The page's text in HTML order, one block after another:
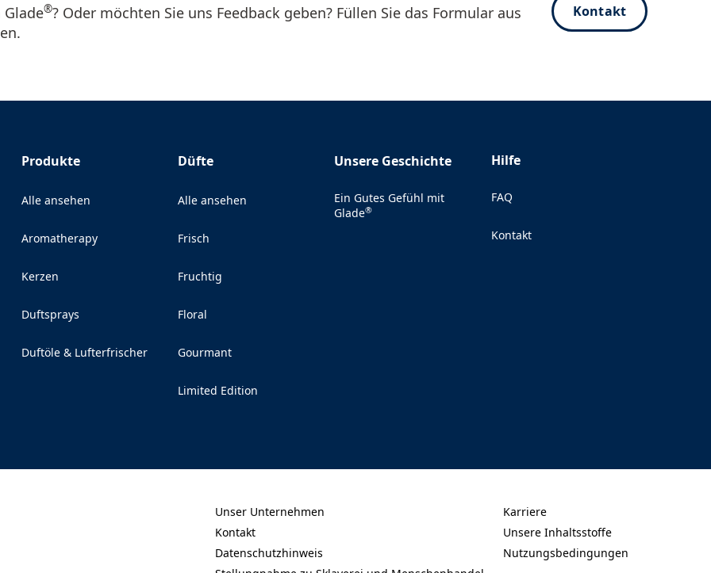
Glade®? Oder möchten Sie uns Feedback geben? Füllen Sie das Formular aus
Kontakt
Produkte
Alle ansehen
Aromatherapy
Kerzen
Duftsprays
Duftöle & Lufterfrischer
Düfte
Alle ansehen
Frisch
Fruchtig
Floral
Gourmant
Limited Edition
Unsere Geschichte
Ein Gutes Gefühl mit
Glade®
Hilfe
FAQ
Kontakt
(Opens in a new tab)
Unser Unternehmen
(Opens in a new tab)
Kontakt
(Opens in a new tab)
Datenschutzhinweis
(Opens in a new tab)
Karriere
(Opens in a new tab)
Unsere Inhaltsstoffe
(Opens in a new tab)
Nutzungsbedingungen
(Opens in a new tab)